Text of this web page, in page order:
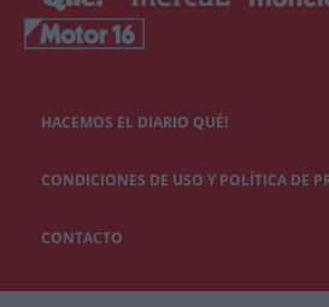
HACEMOS EL DIARIO QUÉ!
CONDICIONES DE USO Y POLÍTICA DE
CONTACTO